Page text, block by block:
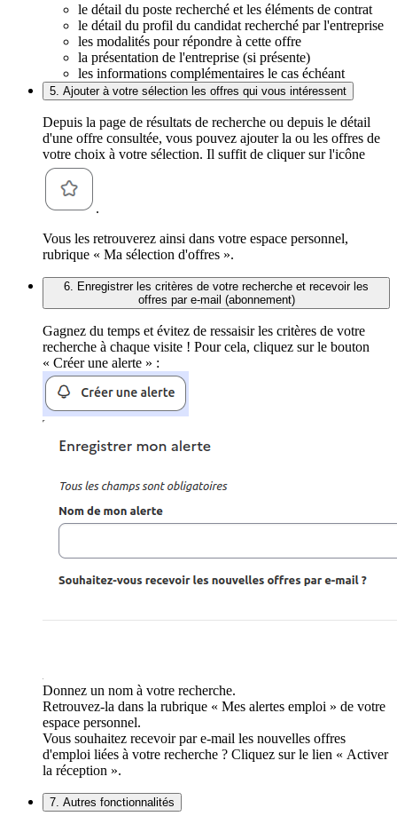
le détail du poste recherché et les éléments de contrat
le détail du profil du candidat recherché par l'entreprise
les modalités pour répondre à cette offre
la présentation de l'entreprise (si présente)
les informations complémentaires le cas échéant
5. Ajouter à votre sélection les offres qui vous intéressent
Depuis la page de résultats de recherche ou depuis le détail
d'une offre consultée, vous pouvez ajouter la ou les offres de
votre choix à votre sélection. Il suffit de cliquer sur l'icône
.
Vous les retrouverez ainsi dans votre espace personnel,
rubrique « Ma sélection d'offres ».
6. Enregistrer les critères de votre recherche et recevoir les
offres par e-mail (abonnement)
Gagnez du temps et évitez de ressaisir les critères de votre
recherche à chaque visite ! Pour cela, cliquez sur le bouton
« Créer une alerte » :
Donnez un nom à votre recherche.
Retrouvez-la dans la rubrique « Mes alertes emploi » de votre
espace personnel.
Vous souhaitez recevoir par e-mail les nouvelles offres
d'emploi liées à votre recherche ? Cliquez sur le lien « Activer
la réception ».
7. Autres fonctionnalités